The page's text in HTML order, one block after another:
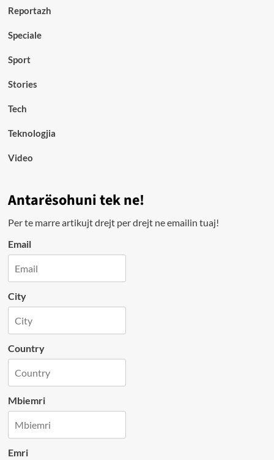
Reportazh
Speciale
Sport
Stories
Tech
Teknologjia
Video
Antarësohuni tek ne!
Per te marre artikujt drejt per drejt ne emailin tuaj!
Email
City
Country
Mbiemri
Emri